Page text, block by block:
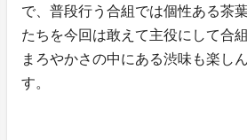
で、普段行う合組では個性ある茶
たちを今回は敢えて主役にして合
まろやかさの中にある渋味も楽し
す。